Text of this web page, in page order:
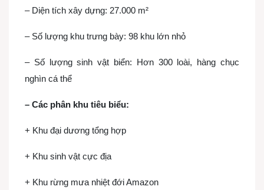
– Diện tích xây dựng: 27.000 m²
– Số lượng khu trưng bày: 98 khu lớn nhỏ
– Số lượng sinh vật biển: Hơn 300 loài, hàng chục
nghìn cá thể
– Các phân khu tiêu biểu:
+ Khu đại dương tổng hợp
+ Khu sinh vật cực địa
+ Khu rừng mưa nhiệt đới Amazon